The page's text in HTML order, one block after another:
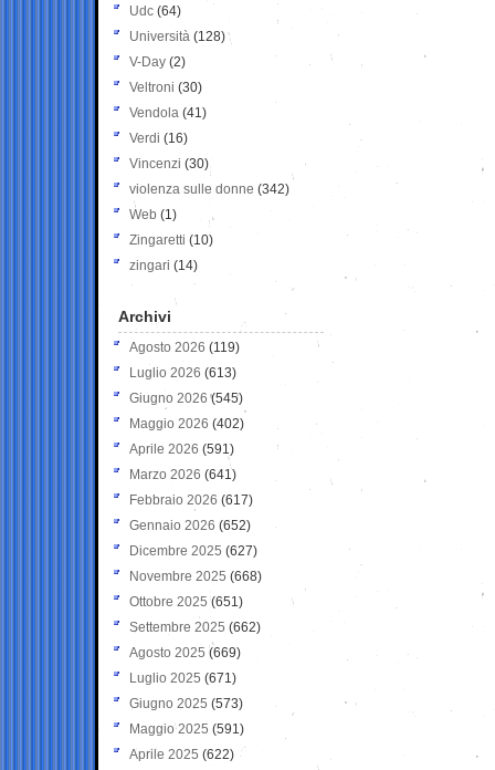
Udc (64)
Università (128)
V-Day (2)
Veltroni (30)
Vendola (41)
Verdi (16)
Vincenzi (30)
violenza sulle donne (342)
Web (1)
Zingaretti (10)
zingari (14)
Archivi
Agosto 2026 (119)
Luglio 2026 (613)
Giugno 2026 (545)
Maggio 2026 (402)
Aprile 2026 (591)
Marzo 2026 (641)
Febbraio 2026 (617)
Gennaio 2026 (652)
Dicembre 2025 (627)
Novembre 2025 (668)
Ottobre 2025 (651)
Settembre 2025 (662)
Agosto 2025 (669)
Luglio 2025 (671)
Giugno 2025 (573)
Maggio 2025 (591)
Aprile 2025 (622)